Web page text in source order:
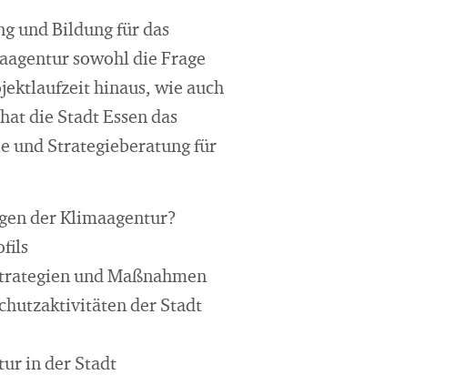
und Bildung für das
sowohl die Frage
hinaus, wie auch
die Stadt Essen das
und Strategieberatung für
der Klimaagentur?
und Maßnahmen
der Stadt
in der Stadt